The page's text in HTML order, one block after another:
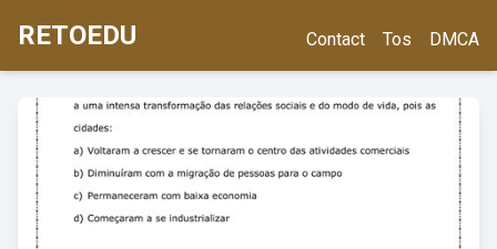
RETOEDU Contact Tos DMCA